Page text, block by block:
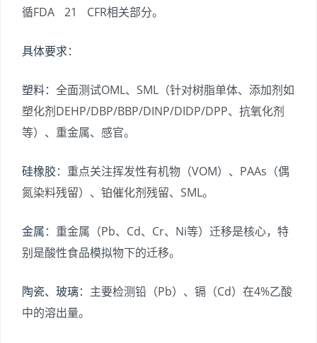
循FDA 21 CFR相关部分。
具体要求：
塑料：全面测试OML、SML（针对树脂单体、添加剂如
塑化剂DEHP/DBP/BBP/DINP/DIDP/DPP、抗氧化剂
等）、重金属、感官。
硅橡胶：重点关注挥发性有机物（VOM）、PAAs（偶
氮染料残留）、铂催化剂残留、SML。
金属：重金属（Pb、Cd、Cr、Ni等）迁移是核心，特
别是酸性食品模拟物下的迁移。
陶瓷、玻璃：主要检测铅（Pb）、镉（Cd）在4%乙酸
中的溶出量。